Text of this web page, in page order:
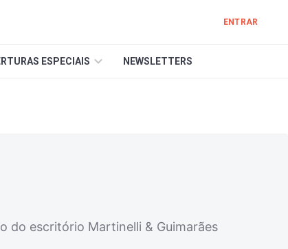
ENTRAR
ESPECIAIS NEWSLETTERS
do escritório Martinelli & Guimarães